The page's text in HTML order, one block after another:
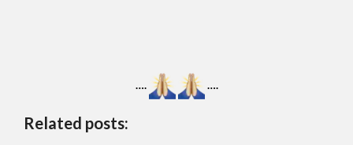
…. ….
Related posts: